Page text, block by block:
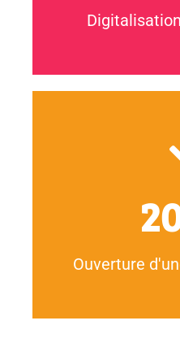
Ouverture
Ouverture de la Maison
France : Un nouvel